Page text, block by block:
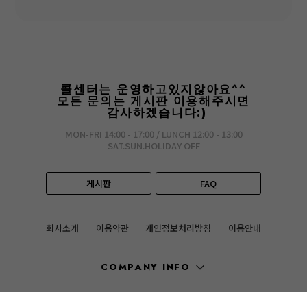
콜센터는 운영하고있지않아요^^
모든 문의는 게시판 이용해주시면
감사하겠습니다:)
MON-FRI 14:00 - 17:00 / LUNCH 12:00 - 13:00
SAT.SUN.HOLIDAY OFF
게시판 FAQ
회사소개 이용약관 개인정보처리방침 이용안내
COMPANY INFO